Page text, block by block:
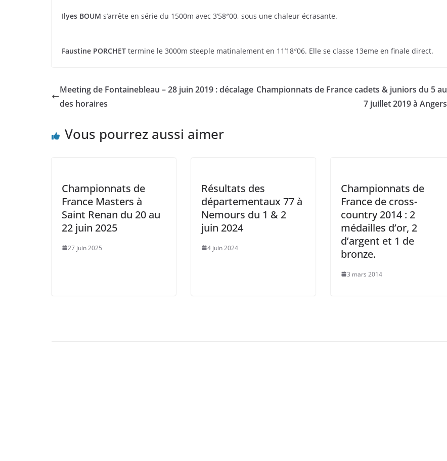
Ilyes BOUM s’arrête en série du 1500m avec 3’58″00, sous une chaleur écrasante.
Faustine PORCHET termine le 3000m steeple matinalement en 11’18″06. Elle se classe 13eme en finale direct.
Meeting de Fontainebleau – 28 juin 2019 : décalage
des horaires
Championnats de France cadets & juniors du 5 au
7 juillet 2019 à Angers
Vous pourrez aussi aimer
Championnats de
France Masters à
Saint Renan du 20 au
22 juin 2025
27 juin 2025
Résultats des
départementaux 77 à
Nemours du 1 & 2
juin 2024
4 juin 2024
Championnats de
France de cross-
country 2014 : 2
médailles d’or, 2
d’argent et 1 de
bronze.
3 mars 2014